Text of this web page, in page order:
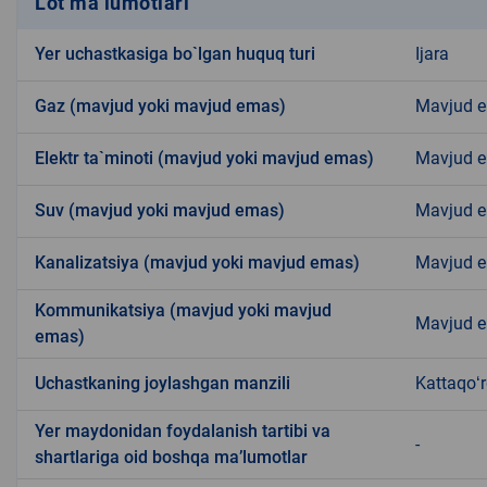
Yer uchastkasiga bo`lgan huquq turi Ijara
Gaz (mavjud yoki mavjud emas) Mavjud
Elektr ta`minoti (mavjud yoki mavjud emas) Mavjud
Suv (mavjud yoki mavjud emas) Mavjud
Kanalizatsiya (mavjud yoki mavjud emas) Mavjud
Kommunikatsiya (mavjud yoki mavjud
emas)
Mavjud
Uchastkaning joylashgan manzili
Yer maydonidan foydalanish tartibi va
shartlariga oid boshqa ma’lumotlar
-